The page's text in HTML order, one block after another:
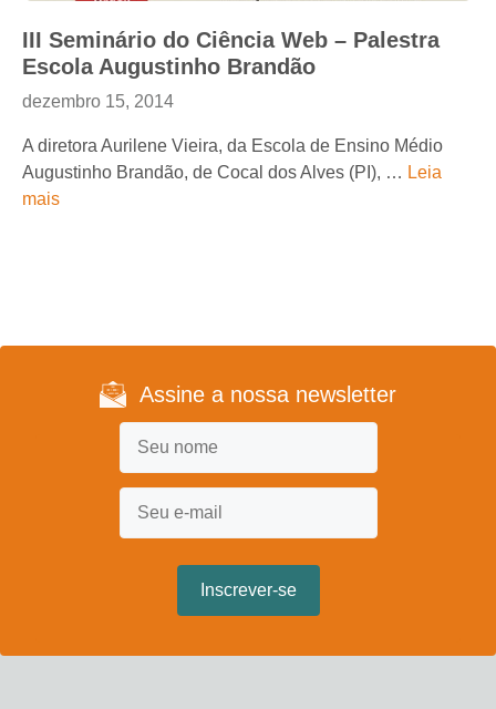
III Seminário do Ciência Web – Palestra
Escola Augustinho Brandão
dezembro 15, 2014
A diretora Aurilene Vieira, da Escola de Ensino Médio
Augustinho Brandão, de Cocal dos Alves (PI), … Leia
mais
Assine a nossa newsletter